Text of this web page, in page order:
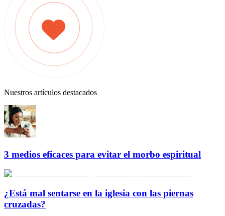
Nuestros artículos destacados
3 medios eficaces para evitar el morbo espiritual
¿Está mal sentarse en la iglesia con las piernas
cruzadas?